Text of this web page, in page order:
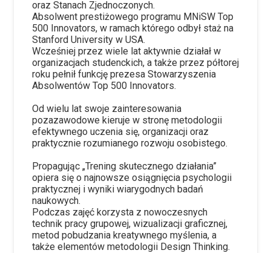
oraz Stanach Zjednoczonych.
Absolwent prestiżowego programu MNiSW Top
500 Innovators, w ramach którego odbył staż na
Stanford University w USA.
Wcześniej przez wiele lat aktywnie działał w
organizacjach studenckich, a także przez półtorej
roku pełnił funkcję prezesa Stowarzyszenia
Absolwentów Top 500 Innovators.
Od wielu lat swoje zainteresowania
pozazawodowe kieruje w stronę metodologii
efektywnego uczenia się, organizacji oraz
praktycznie rozumianego rozwoju osobistego.
Propagując „Trening skutecznego działania”
opiera się o najnowsze osiągnięcia psychologii
praktycznej i wyniki wiarygodnych badań
naukowych.
Podczas zajęć korzysta z nowoczesnych
technik pracy grupowej, wizualizacji graficznej,
metod pobudzania kreatywnego myślenia, a
także elementów metodologii Design Thinking.